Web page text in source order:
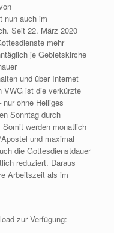
nun auch im
Seit 22. März 2020
mehr
je Gebietskirche
und über Internet
VWG ist die verkürzte
ohne Heiliges
Sonntag durch
werden monatlich
und maximal
die Gottesdienstdauer
reduziert. Daraus
Arbeitszeit als im
zur Verfügung: